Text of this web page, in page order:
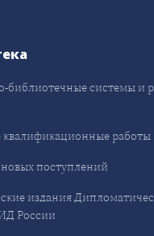
библиотечные системы и
работы
поступлений
издания
России